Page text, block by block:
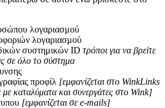
λογαριασμού
λογαριασμού
συστημικών ID τρόποι για να βρείτε
σε όλο το σύστημα
προφίλ [εμφανίζεται στο WinkLinks
με καταλύματα και συνεργάτες στο Wink]
[εμφανίζεται σε e-mails]